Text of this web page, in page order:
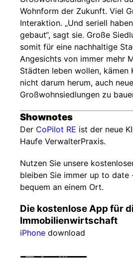
Wohnform der Zukunft. Viel
Interaktion. „Und seriell
gebaut“, sagt sie. Große
somit für eine nachhaltige
Angesichts von immer mehr
Städten leben wollen, kämen
nicht darum herum, auch neue
Großwohnsiedlungen zu
Shownotes
Der CoPilot RE ist der neue
Haufe VerwalterPraxis.
Nutzen Sie unsere
bleiben Sie immer up to date
bequem an einem Ort.
Die kostenlose App für
Immobilienwirtschaft
iPhone download